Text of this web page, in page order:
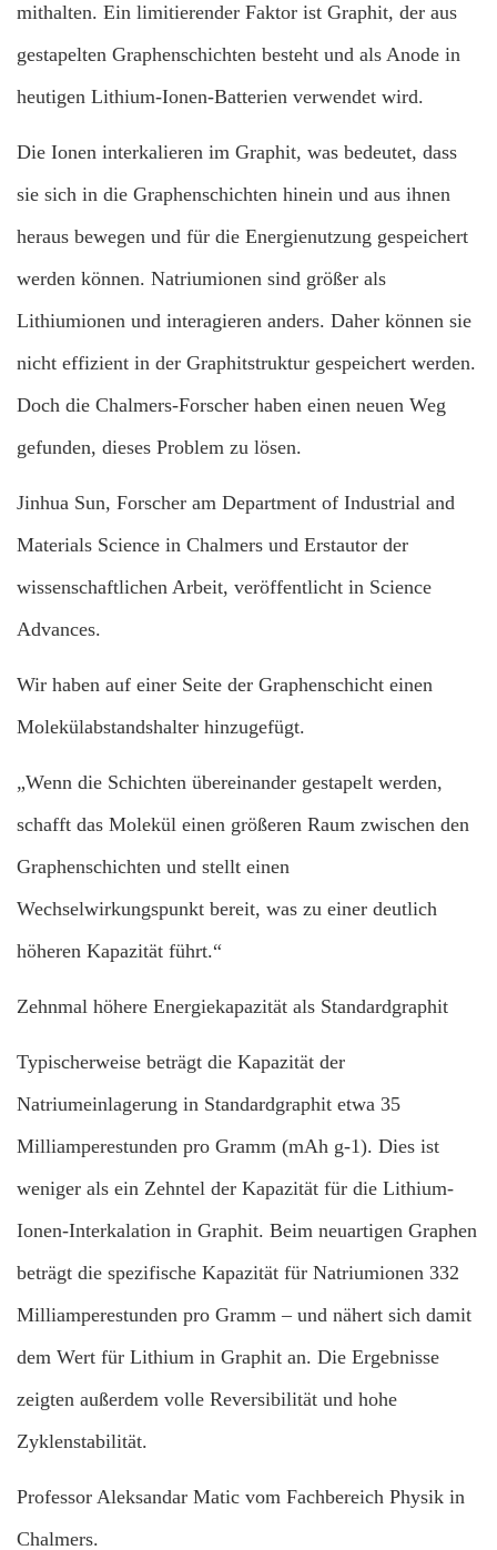
mithalten. Ein limitierender Faktor ist Graphit, der aus
gestapelten Graphenschichten besteht und als Anode in
heutigen Lithium-Ionen-Batterien verwendet wird.
Die Ionen interkalieren im Graphit, was bedeutet, dass
sie sich in die Graphenschichten hinein und aus ihnen
heraus bewegen und für die Energienutzung gespeichert
werden können. Natriumionen sind größer als
Lithiumionen und interagieren anders. Daher können sie
nicht effizient in der Graphitstruktur gespeichert werden.
Doch die Chalmers-Forscher haben einen neuen Weg
gefunden, dieses Problem zu lösen.
Jinhua Sun, Forscher am Department of Industrial and
Materials Science in Chalmers und Erstautor der
wissenschaftlichen Arbeit, veröffentlicht in Science
Advances.
Wir haben auf einer Seite der Graphenschicht einen
Molekülabstandshalter hinzugefügt.
„Wenn die Schichten übereinander gestapelt werden,
schafft das Molekül einen größeren Raum zwischen den
Graphenschichten und stellt einen
Wechselwirkungspunkt bereit, was zu einer deutlich
höheren Kapazität führt.“
Zehnmal höhere Energiekapazität als Standardgraphit
Typischerweise beträgt die Kapazität der
Natriumeinlagerung in Standardgraphit etwa 35
Milliamperestunden pro Gramm (mAh g-1). Dies ist
weniger als ein Zehntel der Kapazität für die Lithium-
Ionen-Interkalation in Graphit. Beim neuartigen Graphen
beträgt die spezifische Kapazität für Natriumionen 332
Milliamperestunden pro Gramm – und nähert sich damit
dem Wert für Lithium in Graphit an. Die Ergebnisse
zeigten außerdem volle Reversibilität und hohe
Zyklenstabilität.
Professor Aleksandar Matic vom Fachbereich Physik in
Chalmers.